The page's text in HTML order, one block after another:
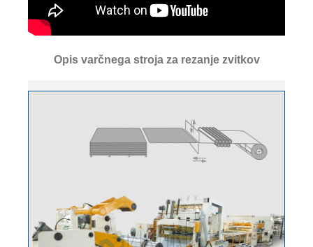
Opis varčnega stroja za rezanje zvitkov